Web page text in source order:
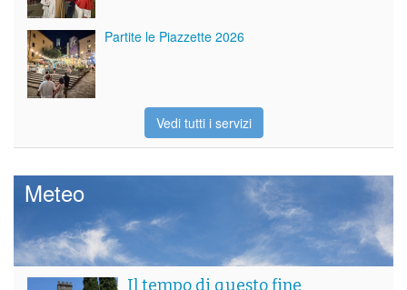
Partite le Piazzette 2026
Vedi tutti i servizi
Meteo
Il tempo di questo fine